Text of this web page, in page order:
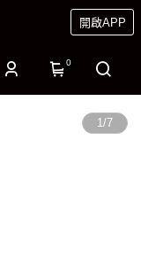
開啟APP
0
1/7